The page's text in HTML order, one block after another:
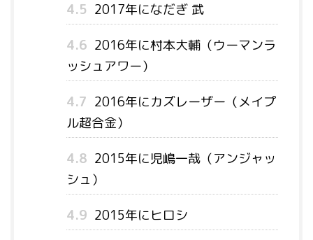
4.5 2017年になだぎ 武
4.6 2016年に村本大輔（ウーマンラ
ッシュアワー）
4.7 2016年にカズレーザー（メイプ
ル超合金）
4.8 2015年に児嶋一哉（アンジャッ
シュ）
4.9 2015年にヒロシ